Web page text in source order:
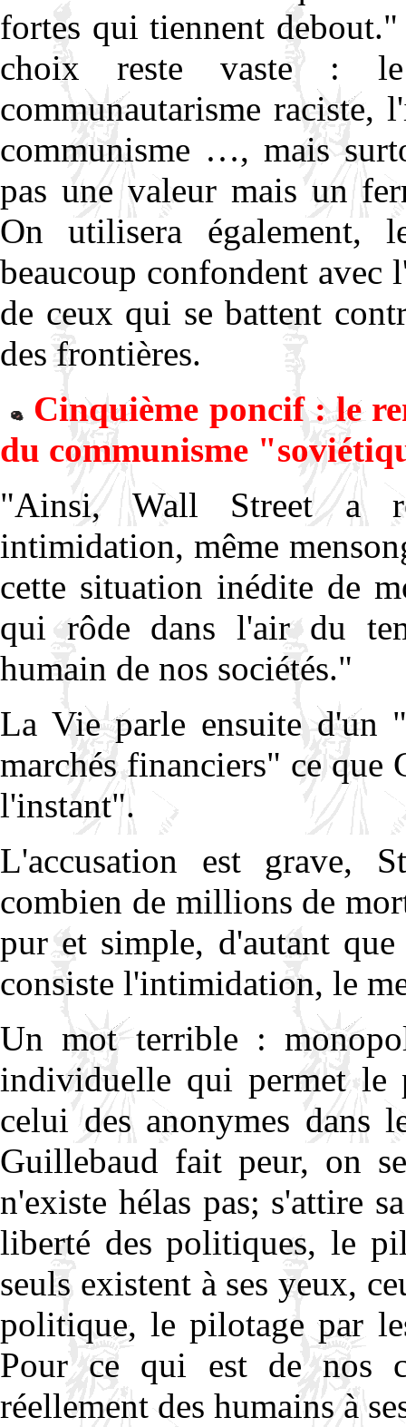
fortes qui tiennent
choix reste vaste : le
communautarisme raciste,
communisme …, mais
pas une valeur mais un
On utilisera
beaucoup confondent
de ceux qui se battent
des frontières.
Cinquième poncif : le
du communisme
"Ainsi, Wall Street a
intimidation, même
cette situation inédite de
qui rôde dans l'air du
humain de nos sociétés."
La Vie parle ensuite d'un
marchés financiers" ce
l'instant".
L'accusation est grave,
combien de millions de
pur et simple, d'autant
consiste l'intimidation, le
Un mot terrible :
individuelle qui permet le
celui des anonymes dans
Guillebaud fait peur, on
n'existe hélas pas; s'attire
liberté des politiques, le
seuls existent à ses yeux,
politique, le pilotage par
Pour ce qui est de nos
réellement des humains à